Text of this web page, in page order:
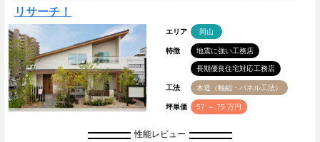
リサーチ！
エリア 岡山
特徴 地震に強い工務店
長期優良住宅対応工務店
工法 木造（軸組・パネル工法）
坪単価 57 ～ 75 万円
性能レビュー